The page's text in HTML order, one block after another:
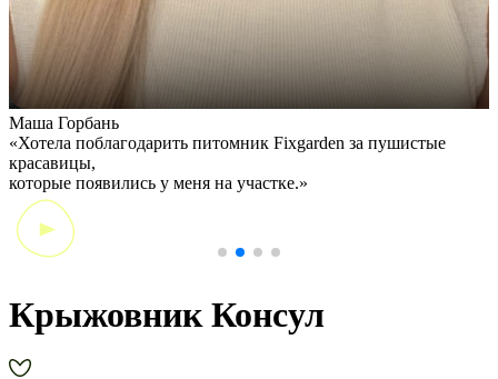
Маша Горбань
«Хотела поблагодарить питомник Fixgarden за пушистые
красавицы,
которые появились у меня на участке.»
Крыжовник Консул